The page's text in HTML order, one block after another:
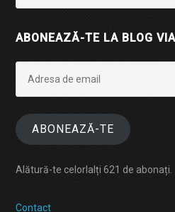
ABONEAZĂ-TE LA BLOG
email
ABONEAZĂ-TE
Alătură-te celorlalți 621 de abonați.
Contact